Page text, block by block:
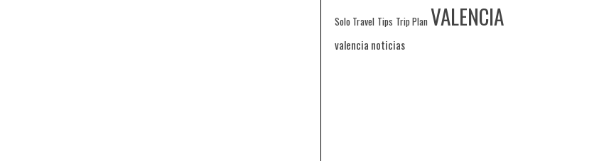
Solo Travel Tips Trip Plan VALENCIA
valencia noticias